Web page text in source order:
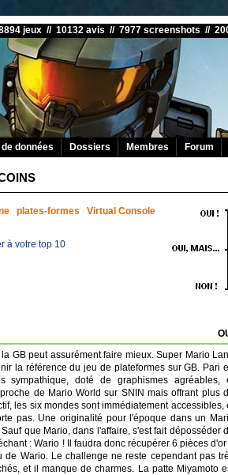
jeux // 10132 avis // 7977 screenshots //
données Dossiers Membres Forum
plates-formes
Virtual Console
à votre top 10
GB peut assurément faire mieux. Super Mario
la référence du jeu de plateformes sur GB. Pari
doté de graphismes agréables,
de Mario World sur SNIN mais offrant plus
les six mondes sont immédiatement accessibles,
pas. Une originalité pour l'époque dans un
que Mario, dans l'affaire, s'est fait déposséder
: Wario ! Il faudra donc récupérer 6 pièces d'or
Wario. Le challenge ne reste cependant pas
et il manque de charmes. La patte Miyamoto